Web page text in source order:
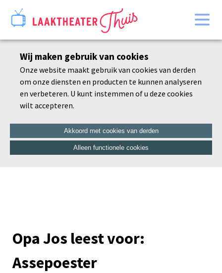
Wij maken gebruik van cookies
Onze website maakt gebruik van cookies van derden
om onze diensten en producten te kunnen analyseren
en verbeteren. U kunt instemmen of u deze cookies
wilt accepteren.
Akkoord met cookies van derden
Alleen functionele cookies
Bekijk alles
Agenda
De schoonheid van de dorre tak
Opa Jos leest voor:
Assepoester